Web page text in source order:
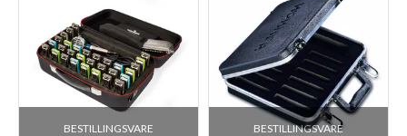
BESTILLINGSVARE BESTILLINGSVARE